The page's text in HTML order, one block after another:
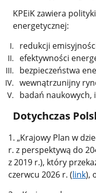
KPEiK zawiera
energetycznej:
redukcji
efektywności
bezpieczeństwa
wewnątrzunijny
badań naukowych,
Dotychczas
1. „Krajowy Plan w
r. z perspektywą do
z 2019 r.), który
czerwcu 2026 r. (link),